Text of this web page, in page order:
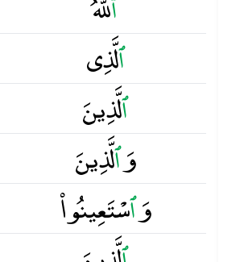
ٱلَّذِى
ٱلَّذِينَ
وَٱلَّذِينَ
وَٱسْتَعِينُوا۟